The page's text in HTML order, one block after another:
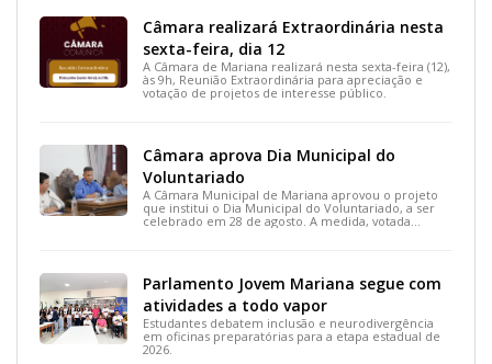
Câmara realizará Extraordinária nesta
sexta-feira, dia 12
A Câmara de Mariana realizará nesta sexta-feira (12),
às 9h, Reunião Extraordinária para apreciação e
votação de projetos de interesse público.
Câmara aprova Dia Municipal do
Voluntariado
A Câmara Municipal de Mariana aprovou o projeto
que institui o Dia Municipal do Voluntariado, a ser
celebrado em 28 de agosto. A medida, votada
Parlamento Jovem Mariana segue com
atividades a todo vapor
Estudantes debatem inclusão e neurodivergência
em oficinas preparatórias para a etapa estadual de
2026.